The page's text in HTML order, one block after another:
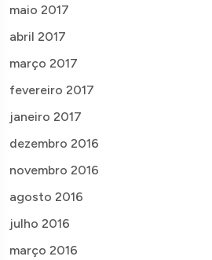
maio 2017
abril 2017
março 2017
fevereiro 2017
janeiro 2017
dezembro 2016
novembro 2016
agosto 2016
julho 2016
março 2016